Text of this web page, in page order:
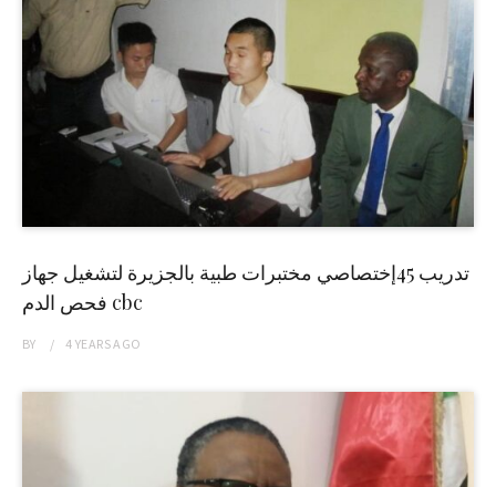
تدريب 45إختصاصي مختبرات طبية بالجزيرة لتشغيل جهاز
فحص الدم cbc
BY 4 YEARSAGO